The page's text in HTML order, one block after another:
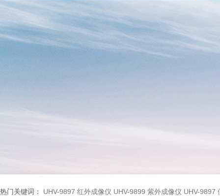
热门关键词： UHV-9897 红外成像仪 UHV-9899 紫外成像仪 UHV-9897